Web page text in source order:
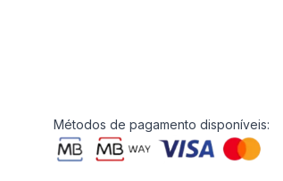
Métodos de pagamento disponíveis: